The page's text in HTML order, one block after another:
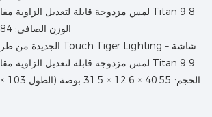
الوزن الصافي: 116.84 رطل (53 كجم)